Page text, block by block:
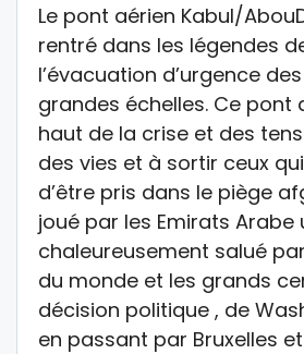
Le pont aérien Kabul/
rentré dans les légendes
l’évacuation d’urgence
grandes échelles. Ce pont
haut de la crise et des
des vies et à sortir ceux
d’être pris dans le piège
joué par les Emirats Arabe
chaleureusement salué
du monde et les grands
décision politique , de
en passant par Bruxelles